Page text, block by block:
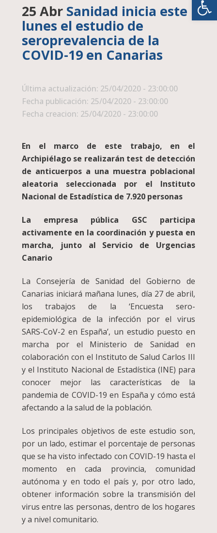
25 AbrSanidad inicia este
lunes el estudio de
seroprevalencia de la
COVID-19 en Canarias
Última actualización: 25/04/2020 - 23:00:00
Fecha publicación: 25/04/2020 - 23:00:00
Fecha creacion: 25/04/2020 - 23:00:00
En el marco de este trabajo, en el
Archipiélago se realizarán test de detección
de anticuerpos a una muestra poblacional
aleatoria seleccionada por el Instituto
Nacional de Estadística de 7.920 personas
La empresa pública GSC participa
activamente en la coordinación y puesta en
marcha, junto al Servicio de Urgencias
Canario
La Consejería de Sanidad del Gobierno de
Canarias iniciará mañana lunes, día 27 de abril,
los trabajos de la ‘Encuesta sero-
epidemiológica de la infección por el virus
SARS-CoV-2 en España’, un estudio puesto en
marcha por el Ministerio de Sanidad en
colaboración con el Instituto de Salud Carlos III
y el Instituto Nacional de Estadística (INE) para
conocer mejor las características de la
pandemia de COVID-19 en España y cómo está
afectando a la salud de la población.
Los principales objetivos de este estudio son,
por un lado, estimar el porcentaje de personas
que se ha visto infectado con COVID-19 hasta el
momento en cada provincia, comunidad
autónoma y en todo el país y, por otro lado,
obtener información sobre la transmisión del
virus entre las personas, dentro de los hogares
y a nivel comunitario.